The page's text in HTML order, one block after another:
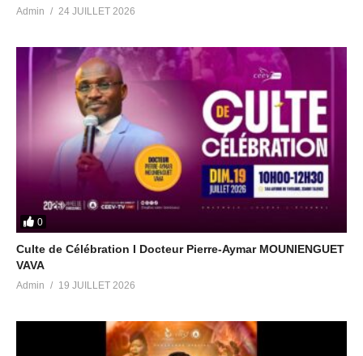
Admin 24 JUILLET 2026
0
Culte de Célébration I Docteur Pierre-Aymar MOUNIENGUET
VAVA
Admin 19 JUILLET 2026